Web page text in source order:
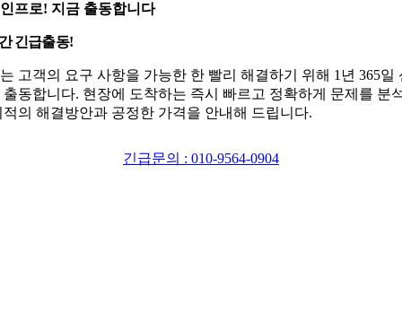
프로! 지금 출동합니다
긴급출동!
고객의 요구 사항을 가능한 한 빨리 해결하기 위해 1년 365일
출동합니다. 현장에 도착하는 즉시 빠르고 정확하게 문제를 분
적의 해결방안과 공정한 가격을 안내해 드립니다.
긴급문의 : 010-9564-0904